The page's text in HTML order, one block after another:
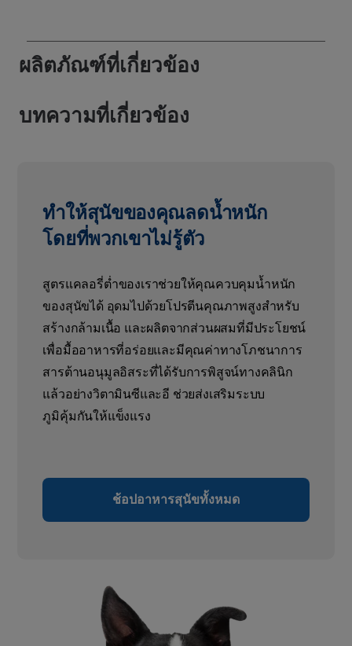
ผลิตภัณฑ์ที่เกี่ยวข้อง
บทความที่เกี่ยวข้อง
ทำให้สุนัขของคุณลดน้ำหนัก
โดยที่พวกเขาไม่รู้ตัว
สูตรแคลอรี่ต่ำของเราช่วยให้คุณควบคุมน้ำหนัก
ของสุนัขได้ อุดมไปด้วยโปรตีนคุณภาพสูงสำหรับ
สร้างกล้ามเนื้อ และผลิตจากส่วนผสมที่มีประโยชน์
เพื่อมื้ออาหารที่อร่อยและมีคุณค่าทางโภชนาการ
สารต้านอนุมูลอิสระที่ได้รับการพิสูจน์ทางคลินิก
แล้วอย่างวิตามินซีและอี ช่วยส่งเสริมระบบ
ภูมิคุ้มกันให้แข็งแรง
ช้อปอาหารสุนัขทั้งหมด